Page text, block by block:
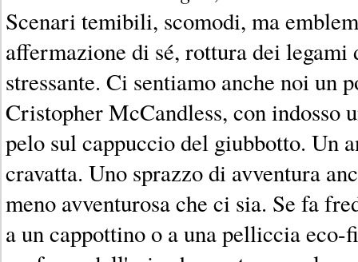
Scenari temibili, scomodi, ma
affermazione di sé, rottura dei legami
stressante. Ci sentiamo anche noi un
Cristopher McCandless, con indosso
pelo sul cappuccio del giubbotto. Un
cravatta. Uno sprazzo di avventura
meno avventurosa che ci sia. Se fa
a un cappottino o a una pelliccia eco-